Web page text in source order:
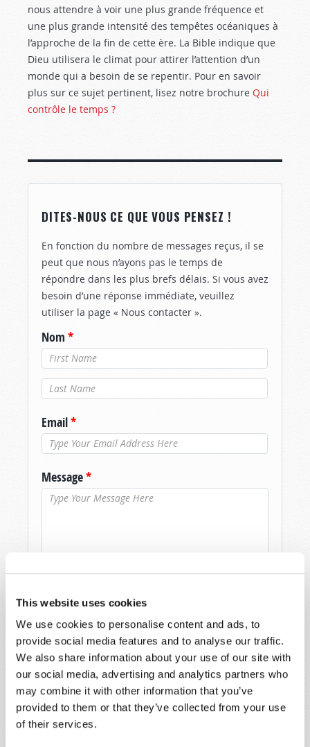
This website uses cookies
We use cookies to personalise content and ads, to
provide social media features and to analyse our traffic.
We also share information about your use of our site with
our social media, advertising and analytics partners who
may combine it with other information that you’ve
provided to them or that they’ve collected from your use
of their services.
nous attendre à voir une plus grande fréquence et
une plus grande intensité des tempêtes océaniques à
l’approche de la fin de cette ère. La Bible indique que
Dieu utilisera le climat pour attirer l’attention d’un
monde qui a besoin de se repentir. Pour en savoir
plus sur ce sujet pertinent, lisez notre brochure Qui
contrôle le temps ?
DITES-NOUS CE QUE VOUS PENSEZ !
En fonction du nombre de messages reçus, il se
peut que nous n’ayons pas le temps de
répondre dans les plus brefs délais. Si vous avez
besoin d’une réponse immédiate, veuillez
utiliser la page « Nous contacter ».
Nom *
Nom de
famille*
Email*
Message*